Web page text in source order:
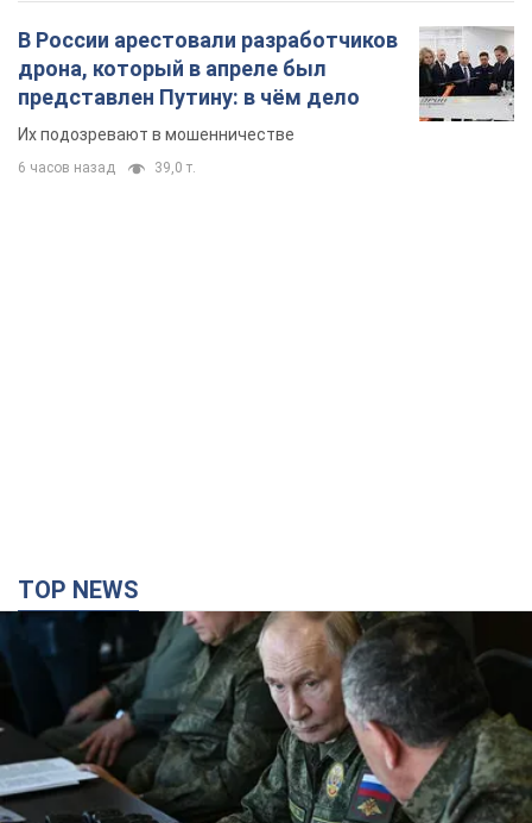
Поставлена задача – убивать как можно
больше украинцев: Фейгин назвал "триггеры"
Путина
У агрессора есть только две опции принуждения Украины к
капитуляции
3 часа назад 13,0 т.